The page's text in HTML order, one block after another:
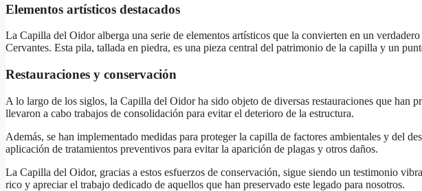
Elementos artísticos destacados
La Capilla del Oidor alberga una serie de elementos artísticos que la convierten en un
Cervantes. Esta pila, tallada en piedra, es una pieza central del patrimonio de la capilla y un
Restauraciones y conservación
A lo largo de los siglos, la Capilla del Oidor ha sido objeto de diversas restauraciones que
llevaron a cabo trabajos de consolidación para evitar el deterioro de la estructura.
Además, se han implementado medidas para proteger la capilla de factores ambientales y del
aplicación de tratamientos preventivos para evitar la aparición de plagas y otros daños.
La Capilla del Oidor, gracias a estos esfuerzos de conservación, sigue siendo un testimonio
rico y apreciar el trabajo dedicado de aquellos que han preservado este legado para nosotros.